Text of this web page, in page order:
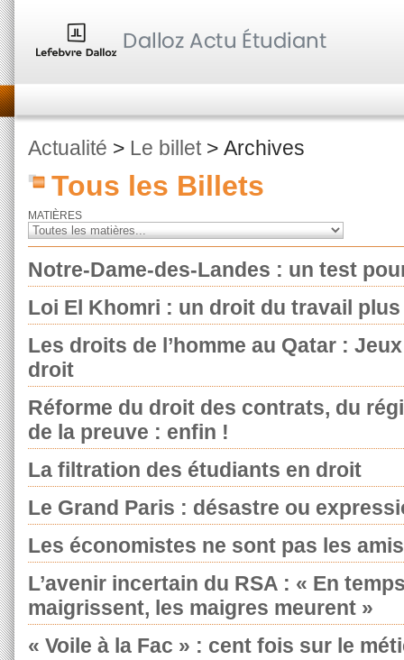
Actualité > Le billet> Archives
Tous les Billets
MATIÈRES
Notre-Dame-des-Landes : un test
Loi El Khomri : un droit du travail
Les droits de l’homme au Qatar :
droit
Réforme du droit des contrats, du
de la preuve : enfin !
La filtration des étudiants en droit
Le Grand Paris : désastre ou
Les économistes ne sont pas les
L’avenir incertain du RSA : « En
maigrissent, les maigres meurent »
« Voile à la Fac » : cent fois sur le